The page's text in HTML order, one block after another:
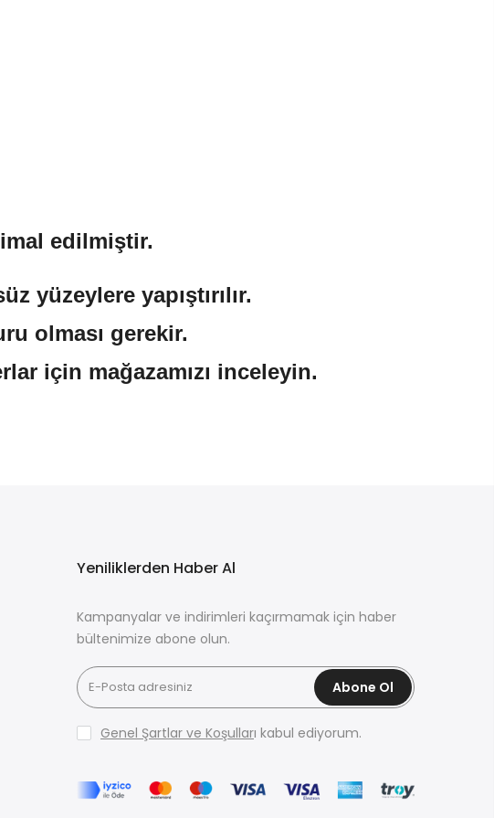
edilmiştir.
yüzeylere yapıştırılır.
olması gerekir.
için mağazamızı inceleyin.
Yeniliklerden Haber Al
Kampanyalar ve indirimleri kaçırmamak için haber
bültenimize abone olun.
Abone Ol
Genel Şartlar ve Koşulları kabul ediyorum.